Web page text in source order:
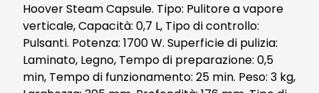
Hoover Steam Capsule. Tipo: Pulitore a vapore
verticale, Capacità: 0,7 L, Tipo di controllo:
Pulsanti. Potenza: 1700 W. Superficie di pulizia:
Laminato, Legno, Tempo di preparazione: 0,5
min, Tempo di funzionamento: 25 min. Peso: 3 kg,